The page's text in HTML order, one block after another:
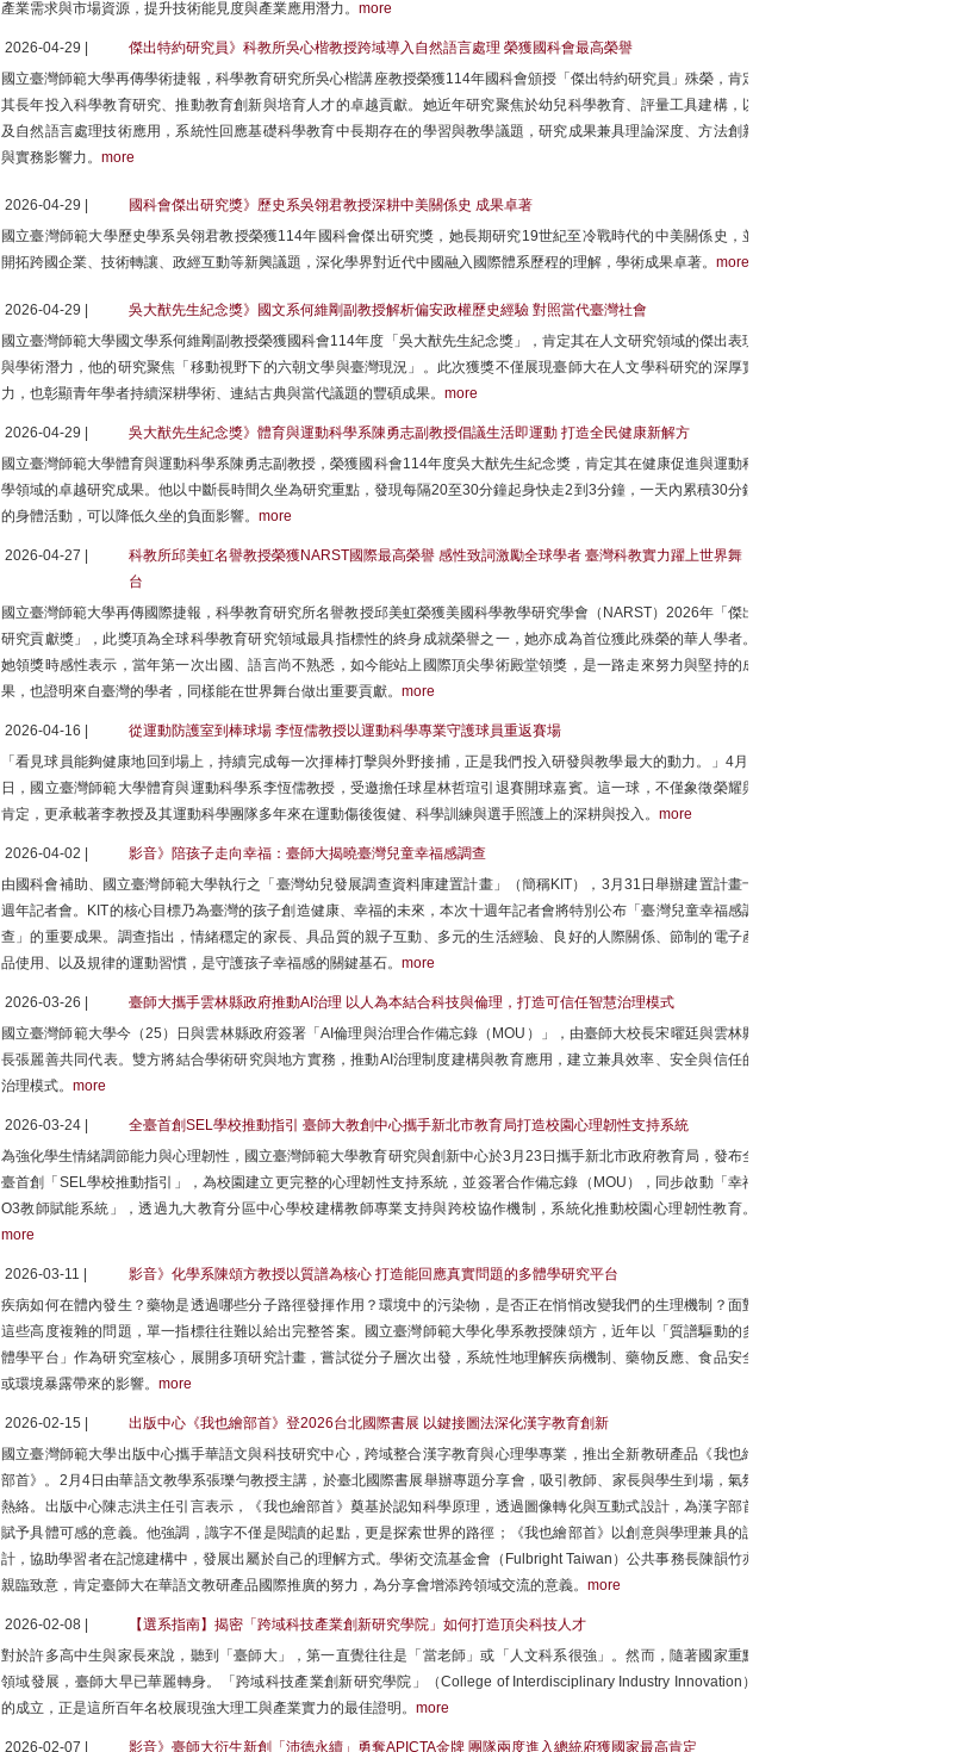
產業需求與市場資源，提升技術能見度與產業應用潛力。 more
2026-04-29 |
傑出特約研究員》科教所吳心楷教授跨域導入自然語言處理 榮獲國科會最高榮譽
國立臺灣師範大學再傳學術捷報，科學教育研究所吳心楷講座教授榮獲114年國科會頒授「傑出特約研究員」殊榮，肯定
其長年投入科學教育研究、推動教育創新與培育人才的卓越貢獻。她近年研究聚焦於幼兒科學教育、評量工具建構，以
及自然語言處理技術應用，系統性回應基礎科學教育中長期存在的學習與教學議題，研究成果兼具理論深度、方法創新
與實務影響力。 more
2026-04-29 |
國科會傑出研究獎》歷史系吳翎君教授深耕中美關係史 成果卓著
國立臺灣師範大學歷史學系吳翎君教授榮獲114年國科會傑出研究獎，她長期研究19世紀至冷戰時代的中美關係史，並
開拓跨國企業、技術轉讓、政經互動等新興議題，深化學界對近代中國融入國際體系歷程的理解，學術成果卓著。 more
2026-04-29 |
吳大猷先生紀念獎》國文系何維剛副教授解析偏安政權歷史經驗 對照當代臺灣社會
國立臺灣師範大學國文學系何維剛副教授榮獲國科會114年度「吳大猷先生紀念獎」，肯定其在人文研究領域的傑出表現
與學術潛力，他的研究聚焦「移動視野下的六朝文學與臺灣現況」。此次獲獎不僅展現臺師大在人文學科研究的深厚實
力，也彰顯青年學者持續深耕學術、連結古典與當代議題的豐碩成果。 more
2026-04-29 |
吳大猷先生紀念獎》體育與運動科學系陳勇志副教授倡議生活即運動 打造全民健康新解方
國立臺灣師範大學體育與運動科學系陳勇志副教授，榮獲國科會114年度吳大猷先生紀念獎，肯定其在健康促進與運動科
學領域的卓越研究成果。他以中斷長時間久坐為研究重點，發現每隔20至30分鐘起身快走2到3分鐘，一天內累積30分鐘
的身體活動，可以降低久坐的負面影響。 more
2026-04-27 |
科教所邱美虹名譽教授榮獲NARST國際最高榮譽 感性致詞激勵全球學者 臺灣科教實力躍上世界舞
台
國立臺灣師範大學再傳國際捷報，科學教育研究所名譽教授邱美虹榮獲美國科學教學研究學會（NARST）2026年「傑出
研究貢獻獎」，此獎項為全球科學教育研究領域最具指標性的終身成就榮譽之一，她亦成為首位獲此殊榮的華人學者。
她領獎時感性表示，當年第一次出國、語言尚不熟悉，如今能站上國際頂尖學術殿堂領獎，是一路走來努力與堅持的成
果，也證明來自臺灣的學者，同樣能在世界舞台做出重要貢獻。 more
2026-04-16 |
從運動防護室到棒球場 李恆儒教授以運動科學專業守護球員重返賽場
「看見球員能夠健康地回到場上，持續完成每一次揮棒打擊與外野接捕，正是我們投入研發與教學最大的動力。」4月5
日，國立臺灣師範大學體育與運動科學系李恆儒教授，受邀擔任球星林哲瑄引退賽開球嘉賓。這一球，不僅象徵榮耀與
肯定，更承載著李教授及其運動科學團隊多年來在運動傷後復健、科學訓練與選手照護上的深耕與投入。 more
2026-04-02 |
影音》陪孩子走向幸福：臺師大揭曉臺灣兒童幸福感調查
由國科會補助、國立臺灣師範大學執行之「臺灣幼兒發展調查資料庫建置計畫」（簡稱KIT），3月31日舉辦建置計畫十
週年記者會。KIT的核心目標乃為臺灣的孩子創造健康、幸福的未來，本次十週年記者會將特別公布「臺灣兒童幸福感調
查」的重要成果。調查指出，情緒穩定的家長、具品質的親子互動、多元的生活經驗、良好的人際關係、節制的電子產
品使用、以及規律的運動習慣，是守護孩子幸福感的關鍵基石。 more
2026-03-26 |
臺師大攜手雲林縣政府推動AI治理 以人為本結合科技與倫理，打造可信任智慧治理模式
國立臺灣師範大學今（25）日與雲林縣政府簽署「AI倫理與治理合作備忘錄（MOU）」，由臺師大校長宋曜廷與雲林縣
長張麗善共同代表。雙方將結合學術研究與地方實務，推動AI治理制度建構與教育應用，建立兼具效率、安全與信任的
治理模式。 more
2026-03-24 |
全臺首創SEL學校推動指引 臺師大教創中心攜手新北市教育局打造校園心理韌性支持系統
為強化學生情緒調節能力與心理韌性，國立臺灣師範大學教育研究與創新中心於3月23日攜手新北市政府教育局，發布全
臺首創「SEL學校推動指引」，為校園建立更完整的心理韌性支持系統，並簽署合作備忘錄（MOU），同步啟動「幸福
O3教師賦能系統」，透過九大教育分區中心學校建構教師專業支持與跨校協作機制，系統化推動校園心理韌性教育。
more
2026-03-11 |
影音》化學系陳頌方教授以質譜為核心 打造能回應真實問題的多體學研究平台
疾病如何在體內發生？藥物是透過哪些分子路徑發揮作用？環境中的污染物，是否正在悄悄改變我們的生理機制？面對
這些高度複雜的問題，單一指標往往難以給出完整答案。國立臺灣師範大學化學系教授陳頌方，近年以「質譜驅動的多
體學平台」作為研究室核心，展開多項研究計畫，嘗試從分子層次出發，系統性地理解疾病機制、藥物反應、食品安全
或環境暴露帶來的影響。 more
2026-02-15 |
出版中心《我也繪部首》登2026台北國際書展 以鍵接圖法深化漢字教育創新
國立臺灣師範大學出版中心攜手華語文與科技研究中心，跨域整合漢字教育與心理學專業，推出全新教研產品《我也繪
部首》。2月4日由華語文教學系張瓅勻教授主講，於臺北國際書展舉辦專題分享會，吸引教師、家長與學生到場，氣氛
熱絡。出版中心陳志洪主任引言表示，《我也繪部首》奠基於認知科學原理，透過圖像轉化與互動式設計，為漢字部首
賦予具體可感的意義。他強調，識字不僅是閱讀的起點，更是探索世界的路徑；《我也繪部首》以創意與學理兼具的設
計，協助學習者在記憶建構中，發展出屬於自己的理解方式。學術交流基金會（Fulbright Taiwan）公共事務長陳韻竹亦
親臨致意，肯定臺師大在華語文教研產品國際推廣的努力，為分享會增添跨領域交流的意義。 more
2026-02-08 |
【選系指南】揭密「跨域科技產業創新研究學院」如何打造頂尖科技人才
對於許多高中生與家長來說，聽到「臺師大」，第一直覺往往是「當老師」或「人文科系很強」。然而，隨著國家重點
領域發展，臺師大早已華麗轉身。「跨域科技產業創新研究學院」（College of Interdisciplinary Industry Innovation）
的成立，正是這所百年名校展現強大理工與產業實力的最佳證明。 more
2026-02-07 | 影音》臺師大衍生新創「沛德永續」勇奪APICTA金牌 團隊兩度進入總統府獲國家最高肯定